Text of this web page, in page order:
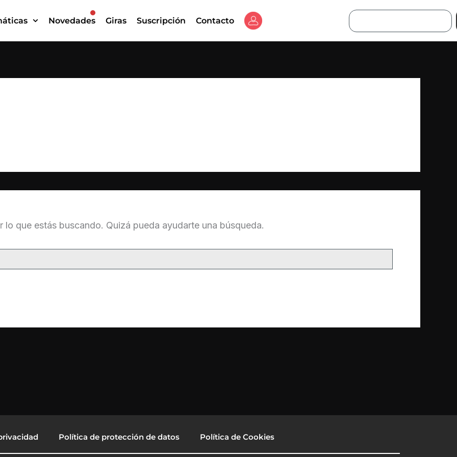
Novedades Giras Suscripción Contacto
Buscar
que estás buscando. Quizá pueda ayudarte una búsqueda.
Política de protección de datos Política de Cookies